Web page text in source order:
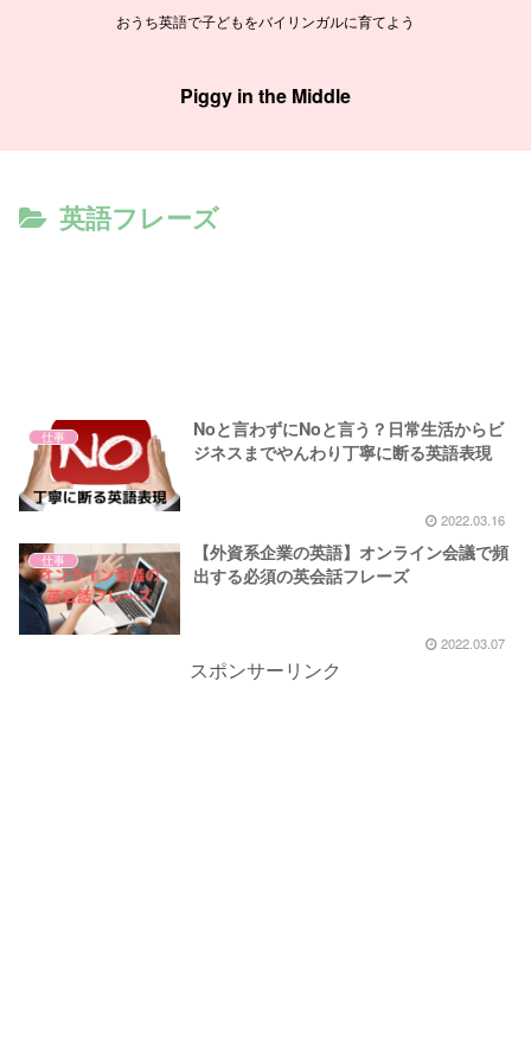
おうち英語で子どもをバイリンガルに育てよう
Piggy in the Middle
英語フレーズ
仕事
Noと言わずにNoと言う？日常生活からビ
ジネスまでやんわり丁寧に断る英語表現
2022.03.16
仕事
【外資系企業の英語】オンライン会議で頻
出する必須の英会話フレーズ
2022.03.07
スポンサーリンク